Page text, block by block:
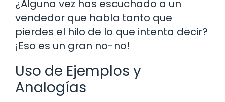
¿Alguna vez has escuchado a un
vendedor que habla tanto que
pierdes el hilo de lo que intenta decir?
¡Eso es un gran no-no!
Uso de Ejemplos y
Analogías